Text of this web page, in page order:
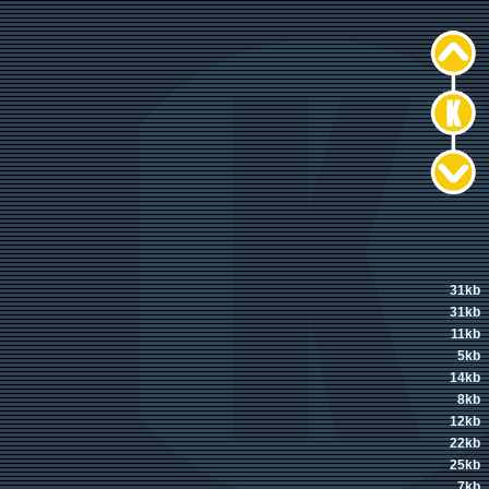
31kb
31kb
11kb
5kb
14kb
8kb
12kb
22kb
25kb